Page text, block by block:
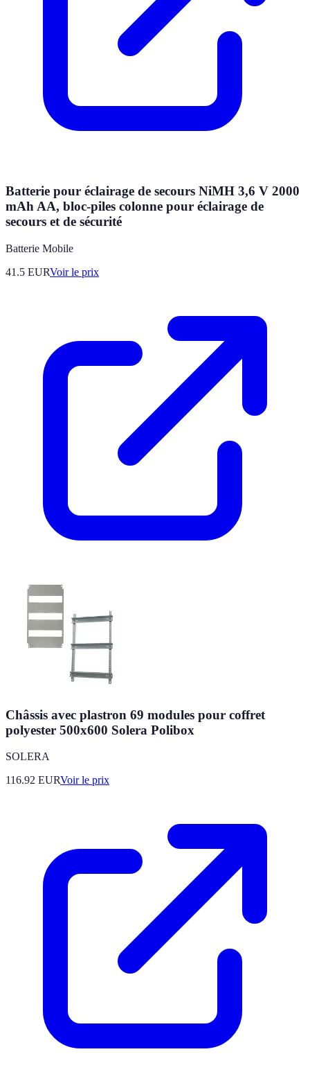
Batterie pour éclairage de secours NiMH 3,6 V 2000
mAh AA, bloc-piles colonne pour éclairage de
secours et de sécurité
Batterie Mobile
41.5 EURVoir le prix
Châssis avec plastron 69 modules pour coffret
polyester 500x600 Solera Polibox
SOLERA
116.92 EURVoir le prix